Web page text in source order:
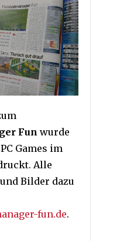
Fun wurde
Games im
Alle
Bilder dazu
fun.de.